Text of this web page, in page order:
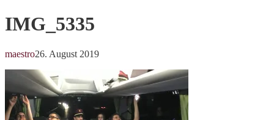
IMG_5335
maestro26. August 2019